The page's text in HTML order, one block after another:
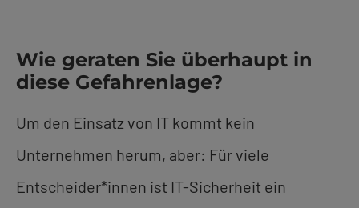
Wie geraten Sie überhaupt in
diese Gefahrenlage?
Um den Einsatz von IT kommt kein
Unternehmen herum, aber: Für viele
Entscheider*innen ist IT-Sicherheit ein